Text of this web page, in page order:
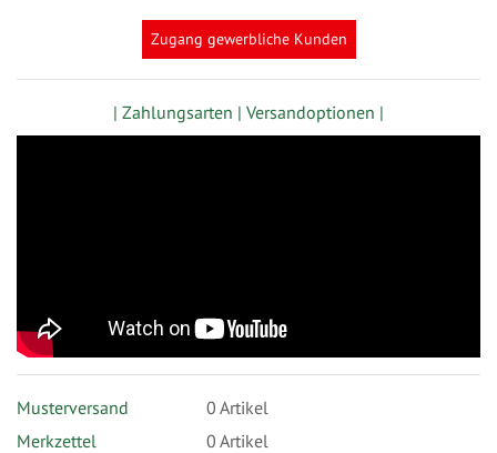
Zugang gewerbliche Kunden
| Zahlungsarten | Versandoptionen |
Musterversand 0 Artikel
Merkzettel
0 Artikel